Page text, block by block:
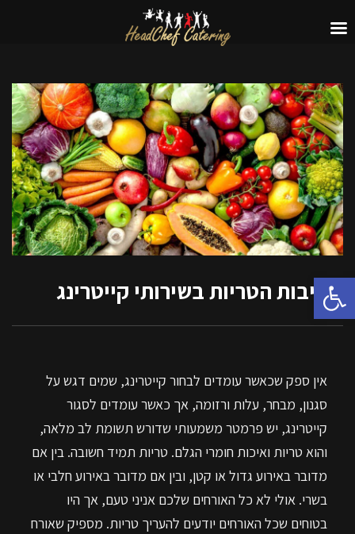
חשיבות הטריות בשירותי קייטרינג
אין ספק שכאשר עומדים לבחור קייטרינג, שמים דגש על
סגנון, מבחר, עלות ורזומה, אך כאשר עומדים לסגור
קייטרינג, יש פרמטר משמעותי שדורש תשומת לב מלאה,
והוא טריות ואיכות חומרי הגלם. טריות תמיד חשובה. בין אם
מדובר באירוע גדול או קטן, ובין אם מדובר באירוע חלבי או
בשרי. אולי לא כל האורחים שלכם אניני טעם, אך היו
בטוחים שכל האורחים יודעים להעריך טריות. מספיק שאורח
פתח סרגל נגישות